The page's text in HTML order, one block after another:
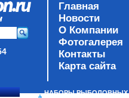
Главная
Новости
О Компании
Фотогалерея
Контакты
Карта сайта
НАБОРЫ РЫБОЛОВНЫХ